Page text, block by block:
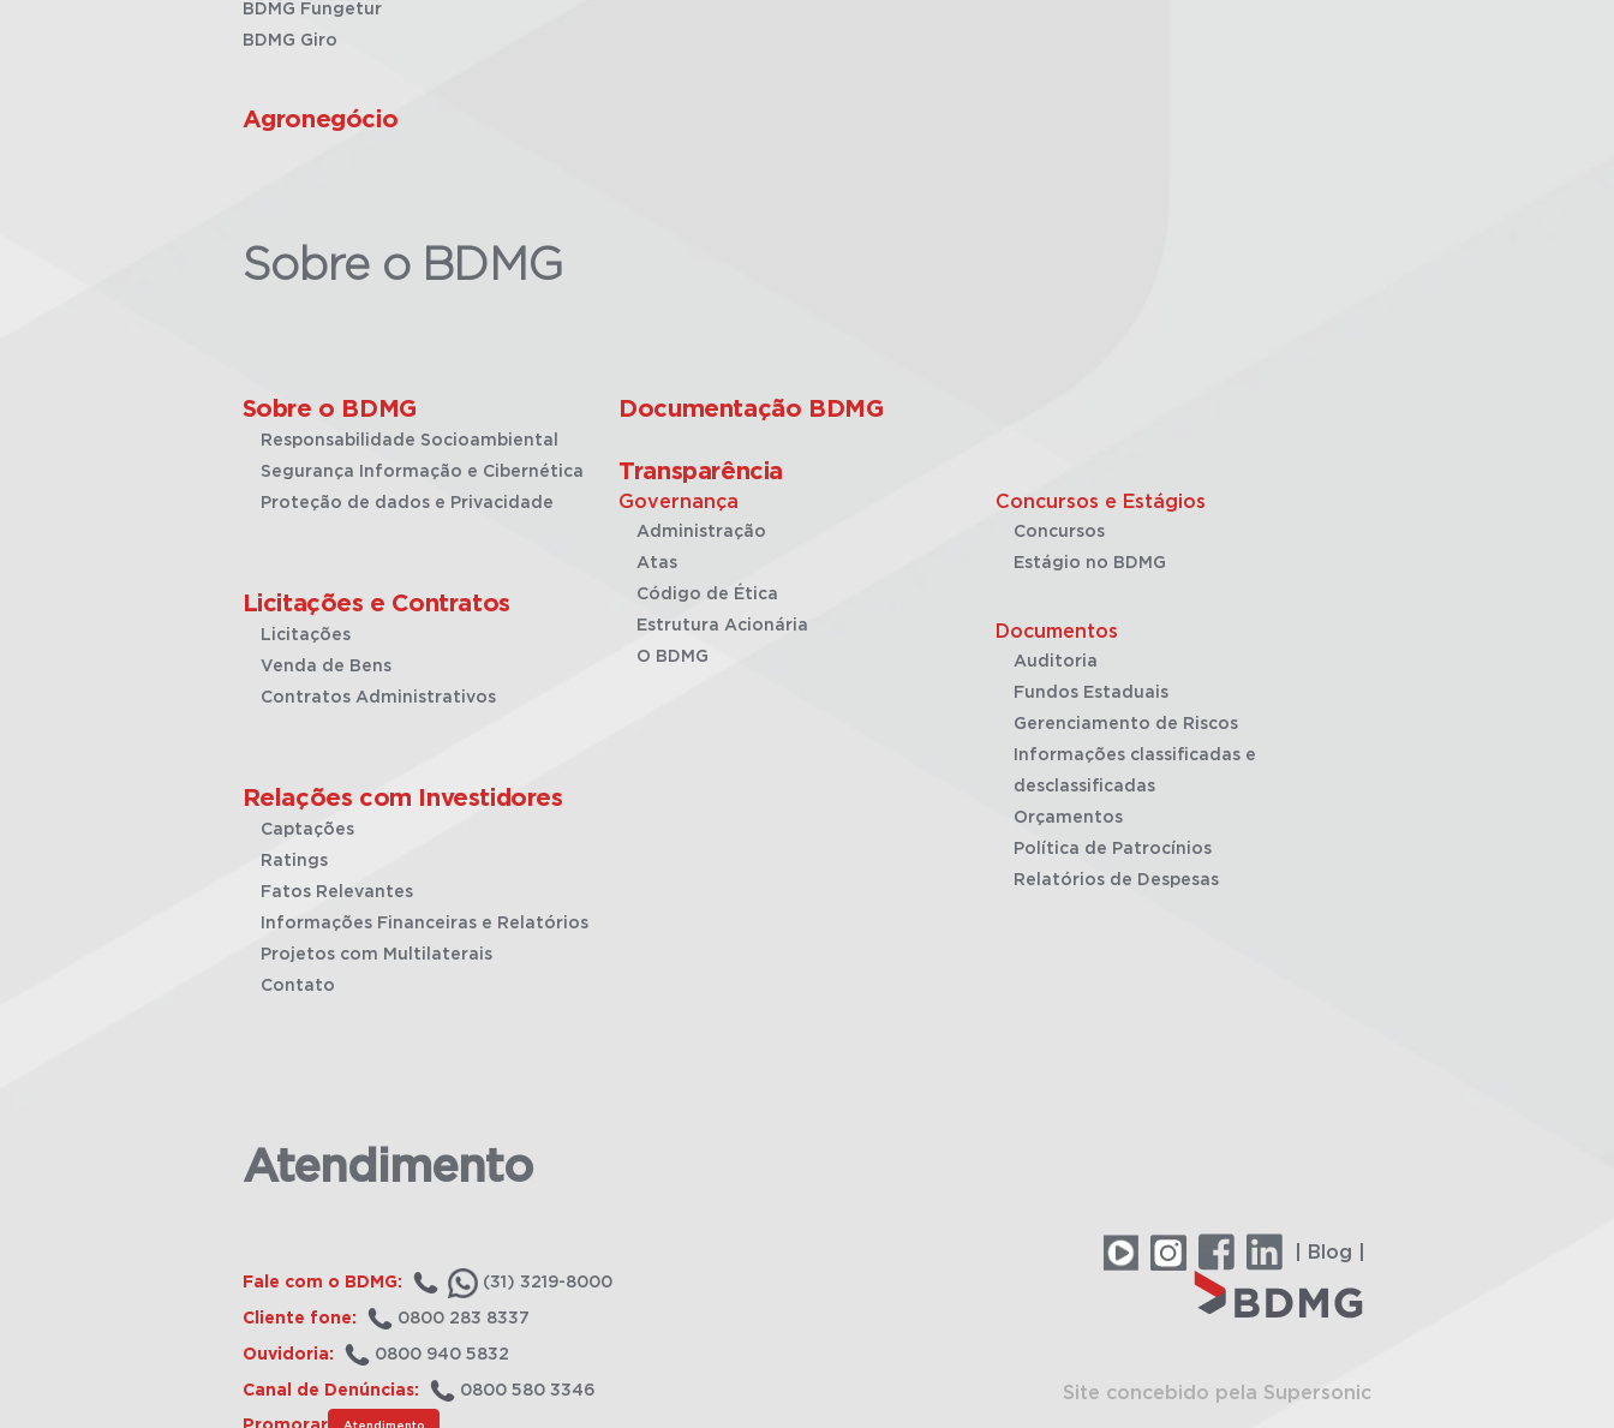
BDMG Fungetur
BDMG Giro
Agronegócio
Sobre o BDMG
Sobre o BDMG
Responsabilidade Socioambiental
Segurança Informação e Cibernética
Proteção de dados e Privacidade
Licitações e Contratos
Licitações
Venda de Bens
Contratos Administrativos
Relações com Investidores
Captações
Ratings
Fatos Relevantes
Informações Financeiras e Relatórios
Projetos com Multilaterais
Contato
Documentação BDMG
Transparência
Governança
Administração
Atas
Código de Ética
Estrutura Acionária
O BDMG
Concursos e Estágios
Concursos
Estágio no BDMG
Documentos
Auditoria
Fundos Estaduais
Gerenciamento de Riscos
Informações classificadas e
desclassificadas
Orçamentos
Política de Patrocínios
Relatórios de Despesas
Atendimento
Fale com o BDMG: (31) 3219-8000
Cliente fone: 0800 283 8337
Ouvidoria: 0800 940 5832
Canal de Denúncias: 0800 580 3346
Atendimento
| Blog |
Site concebido pela Supersonic